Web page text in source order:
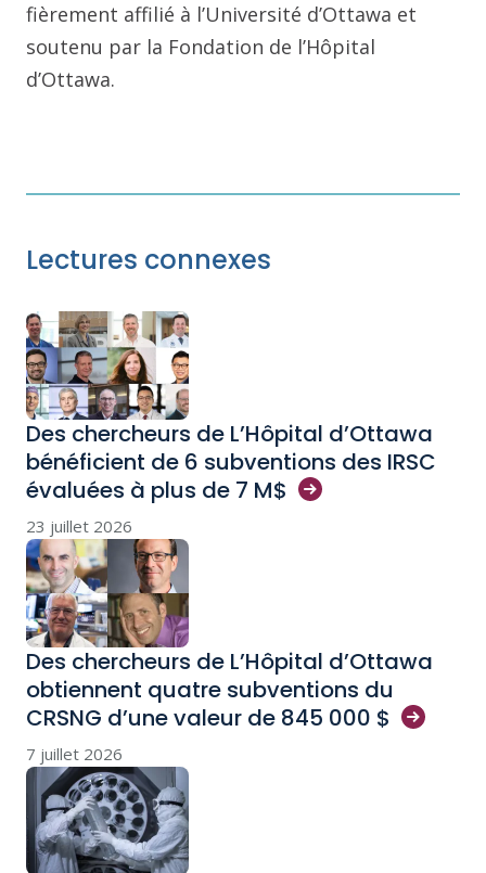
fièrement affilié à l’Université d’Ottawa et
soutenu par la Fondation de l’Hôpital
d’Ottawa.
Lectures connexes
Des chercheurs de L’Hôpital d’Ottawa
bénéficient de 6 subventions des IRSC
évaluées à plus de 7 M$
23 juillet 2026
Des chercheurs de L’Hôpital d’Ottawa
obtiennent quatre subventions du
CRSNG d’une valeur de 845 000 $
7 juillet 2026